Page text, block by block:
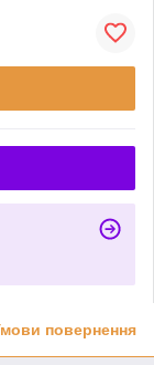
повернення